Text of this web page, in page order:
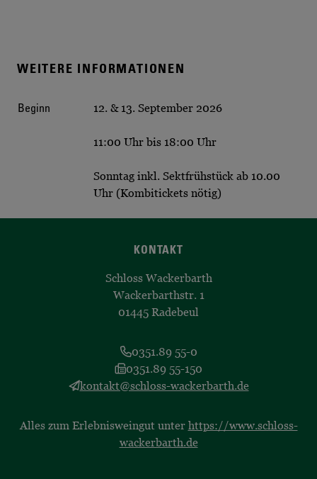
WEITERE INFORMATIONEN
Beginn 12. & 13. September 2026
11:00 Uhr bis 18:00 Uhr
Sonntag inkl. Sektfrühstück ab 10.00
Uhr (Kombitickets nötig)
KONTAKT
Schloss Wackerbarth
Wackerbarthstr. 1
01445 Radebeul
0351.89 55-0
0351.89 55-150
kontakt@schloss-wackerbarth.de
Alles zum Erlebnisweingut unter https://www.schloss-
wackerbarth.de